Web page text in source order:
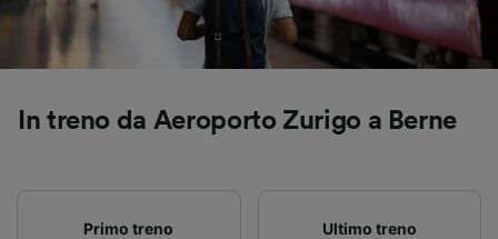
In treno da Aeroporto Zurigo a Berne
Primo treno
Ultimo treno
Utilizzare dati di geolocalizzazione precisi.
Scansione attiva delle caratteristiche del
dispositivo ai fini dell’identificazione.
accedervi. Pubblicità e contenuti
personalizzati, misurazione delle prestazioni
Elenco dei partner (fornitori)